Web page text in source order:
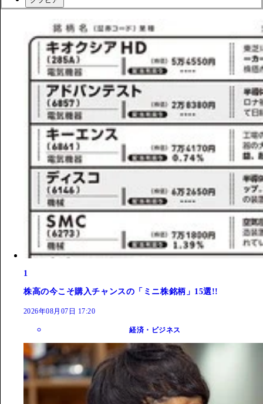
1
株高の今こそ購入チャンスの「ミニ株銘柄」15選!!
2026年08月07日 17:20
経済・ビジネス